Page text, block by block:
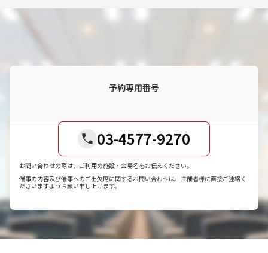
予約専用番号
03-4577-9270
お問い合わせの際は、ご利用の施設・会場名をお伝えください。
催事の内容及び催事へのご出欠席に関するお問い合わせは、主催者様に直接ご連絡く
ださいますようお願い申し上げます。